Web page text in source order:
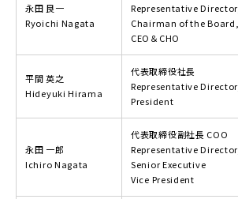
永田 良一
Ryoichi Nagata
Representative Director,
Chairman of the Board,
CEO＆CHO
平間 英之
Hideyuki Hirama
代表取締役社長
Representative Director,
President
永田 一郎
Ichiro Nagata
代表取締役副社長 COO
Representative Director,
Senior Executive
Vice President